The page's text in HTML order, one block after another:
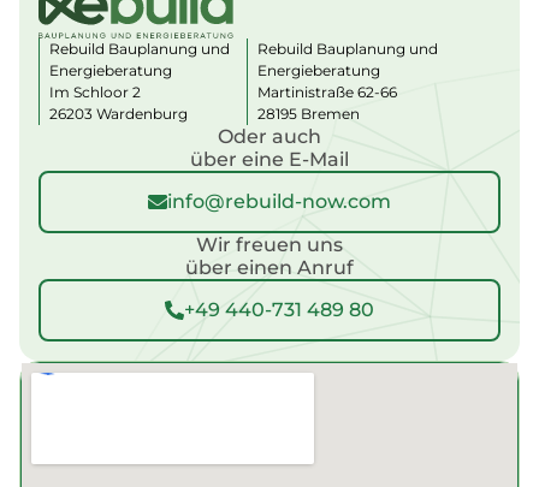
Rebuild Bauplanung und
Energieberatung
Im Schloor 2
26203 Wardenburg
Rebuild Bauplanung und
Energieberatung
Martinistraße 62-66
28195 Bremen
Wir freuen uns
über einen Anruf
+49 440-731 489 80
Oder auch
über eine E-Mail
info@rebuild-now.com